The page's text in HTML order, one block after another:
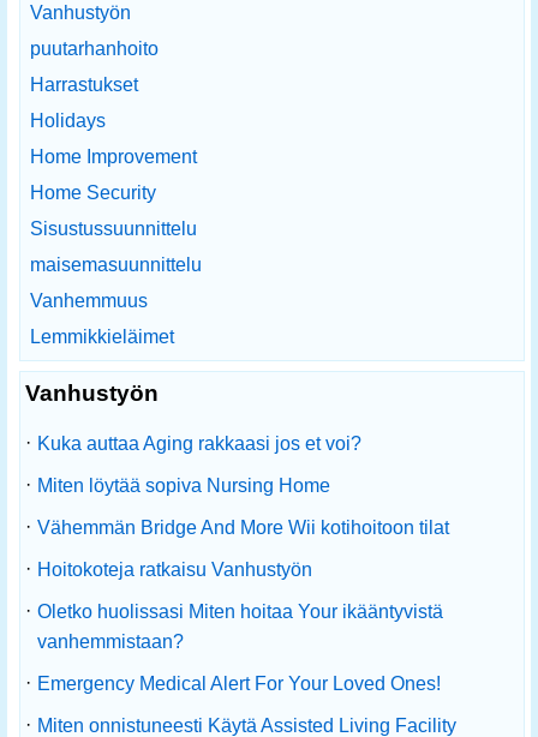
Vanhustyön
puutarhanhoito
Harrastukset
Holidays
Home Improvement
Home Security
Sisustussuunnittelu
maisemasuunnittelu
Vanhemmuus
Lemmikkieläimet
Vanhustyön
· Kuka auttaa Aging rakkaasi jos et voi?
· Miten löytää sopiva Nursing Home
· Vähemmän Bridge And More Wii kotihoitoon tilat
· Hoitokoteja ratkaisu Vanhustyön
· Oletko huolissasi Miten hoitaa Your ikääntyvistä
vanhemmistaan?
· Emergency Medical Alert For Your Loved Ones!
· Miten onnistuneesti Käytä Assisted Living Facility